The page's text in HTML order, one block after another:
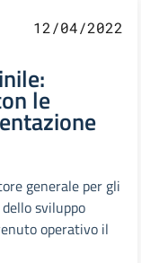
12/04/2022
le
generale per gli
sviluppo
operativo il